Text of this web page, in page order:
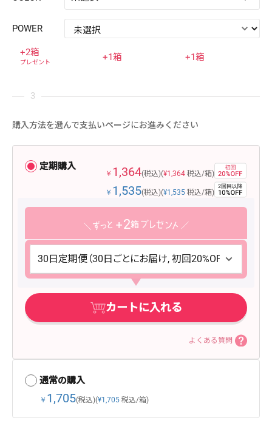
POWER
+2箱
プレゼント +1箱 +1箱
購入方法を選んで支払いページにお進みください
定期購入
￥ 1,364(税込)(¥1,364 税込/箱)
￥ 1,535(税込)(¥1,535 税込/箱)
2
カートに入れる
よくある質問
通常の購入
￥ 1,705(税込)(¥1,705 税込/箱)